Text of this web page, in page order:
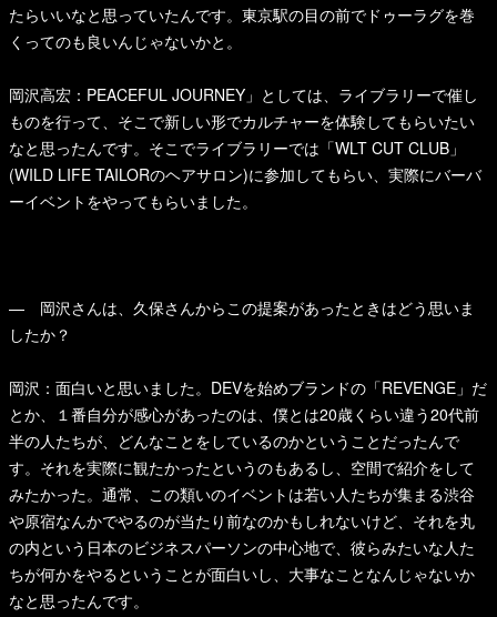
たらいいなと思っていたんです。東京駅の目の前でドゥーラグを巻
くってのも良いんじゃないかと。
岡沢高宏：PEACEFUL JOURNEY」としては、ライブラリーで催し
ものを行って、そこで新しい形でカルチャーを体験してもらいたい
なと思ったんです。そこでライブラリーでは「WLT CUT CLUB」
(WILD LIFE TAILORのヘアサロン)に参加してもらい、実際にバーバ
ーイベントをやってもらいました。
— 岡沢さんは、久保さんからこの提案があったときはどう思いま
したか？
岡沢：面白いと思いました。DEVを始めブランドの「REVENGE」だ
とか、１番自分が感心があったのは、僕とは20歳くらい違う20代前
半の人たちが、どんなことをしているのかということだったんで
す。それを実際に観たかったというのもあるし、空間で紹介をして
みたかった。通常、この類いのイベントは若い人たちが集まる渋谷
や原宿なんかでやるのが当たり前なのかもしれないけど、それを丸
の内という日本のビジネスパーソンの中心地で、彼らみたいな人た
ちが何かをやるということが面白いし、大事なことなんじゃないか
なと思ったんです。